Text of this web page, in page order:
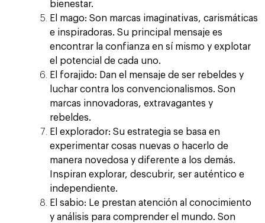
bienestar.
El mago: Son marcas imaginativas, carismáticas
e inspiradoras. Su principal mensaje es
encontrar la confianza en sí mismo y explotar
el potencial de cada uno.
El forajido: Dan el mensaje de ser rebeldes y
luchar contra los convencionalismos. Son
marcas innovadoras, extravagantes y
rebeldes.
El explorador: Su estrategia se basa en
experimentar cosas nuevas o hacerlo de
manera novedosa y diferente a los demás.
Inspiran explorar, descubrir, ser auténtico e
independiente.
El sabio: Le prestan atención al conocimiento
y análisis para comprender el mundo. Son